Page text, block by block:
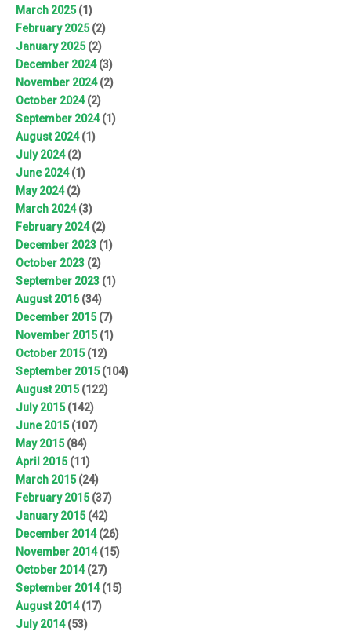
March 2025(1)
February 2025(2)
January 2025(2)
December 2024(3)
November 2024(2)
October 2024(2)
September 2024(1)
August 2024(1)
July 2024(2)
June 2024(1)
May 2024(2)
March 2024(3)
February 2024(2)
December 2023 (1)
October 2023 (2)
September 2023 (1)
August 2016(34)
December 2015(7)
November 2015(1)
October 2015(12)
September 2015(104)
August 2015(122)
July 2015(142)
June 2015(107)
May 2015(84)
April 2015(11)
March 2015(24)
February 2015(37)
January 2015(42)
December 2014(26)
November 2014(15)
October 2014(27)
September 2014(15)
August 2014(17)
July 2014(53)